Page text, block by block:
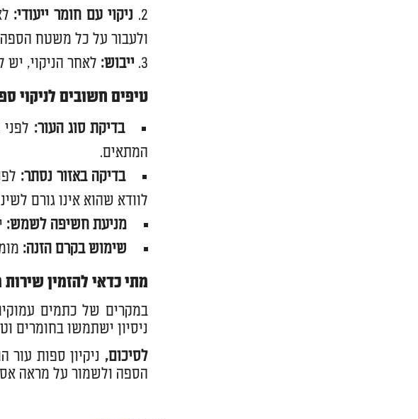
ניקוי עם חומר ייעודי:
ולעבור על כל משטח הספה
ייבוש: לאחר הניקוי, יש
טיפים חשובים לניקוי
בדיקת סוג העור:
המתאים.
בדיקה באזור נסתר:
לוודא שהוא אינו גורם
מניעת חשיפה לשמש:
שימוש בקרם הזנה:
מתי כדאי להזמין שירות
במקרים של כתמים
ניסיון ישתמשו בחומרים
לסיכום, ניקיון ספות עור
הספה ולשמור על מראה